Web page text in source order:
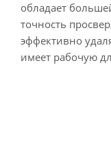
обладает
точность
эффективно
имеет рабочую